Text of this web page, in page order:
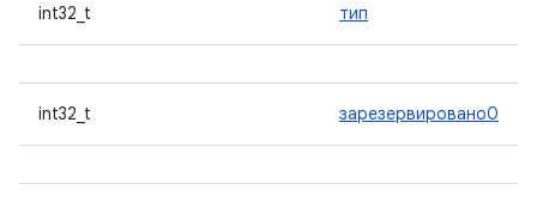
int32_t тип
int32_t зарезервировано0